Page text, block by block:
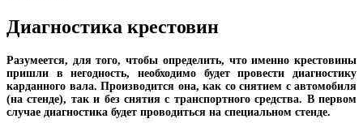
Диагностика крестовин
Разумеется, для того, чтобы определить, что именно крестовины
пришли в негодность, необходимо будет провести диагностику
карданного вала. Производится она, как со снятием с автомобиля
(на стенде), так и без снятия с транспортного средства. В первом
случае диагностика будет проводиться на специальном стенде.